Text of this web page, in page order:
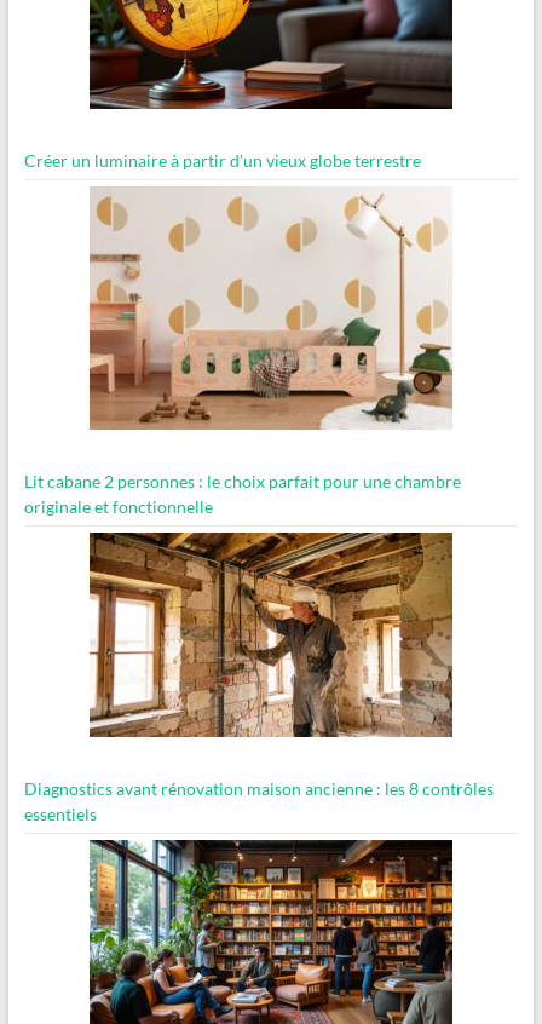
Créer un luminaire à partir d’un vieux globe terrestre
Lit cabane 2 personnes : le choix parfait pour une chambre
originale et fonctionnelle
Diagnostics avant rénovation maison ancienne : les 8 contrôles
essentiels